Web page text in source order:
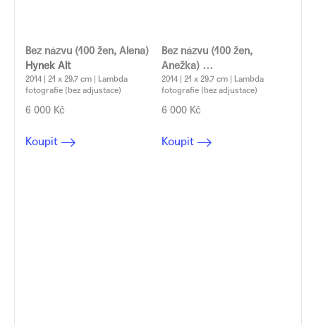
Bez názvu (100 žen, Alena)
Hynek Alt
2014 | 21 x 29,7 cm | Lambda
fotografie (bez adjustace)
6 000 Kč
Koupit
Bez názvu (100 žen,
Anežka)
Hynek Alt
2014 | 21 x 29,7 cm | Lambda
fotografie (bez adjustace)
6 000 Kč
Koupit